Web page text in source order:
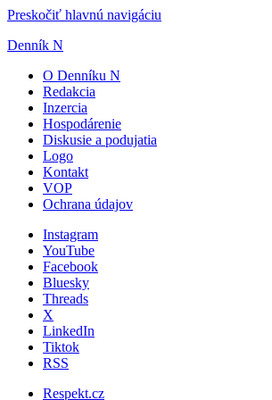
Preskočiť hlavnú navigáciu
Denník N
O Denníku N
Redakcia
Inzercia
Hospodárenie
Diskusie a podujatia
Logo
Kontakt
VOP
Ochrana údajov
Instagram
YouTube
Facebook
Bluesky
Threads
X
LinkedIn
Tiktok
RSS
Respekt.cz